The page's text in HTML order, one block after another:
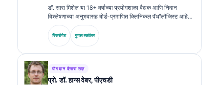
डॉ. सारा मिशेल या 18+ वर्षांच्या प्रयोगशाळा वैद्यक आणि निदान
विश्लेषणाच्या अनुभवासह बोर्ड-प्रमाणित क्लिनिकल पॅथॉलॉजिस्ट आहेत.
त्यांच्याकडे क्लिनिकल केमिस्ट्रीमध्ये विशेष प्रमाणपत्रे आहेत आणि
क्लिनिकल प्रॅक्टिसमध्ये बायोमार्कर पॅनेल्स व प्रयोगशाळा विश्लेषणावर
त्यांनी मोठ्या प्रमाणावर प्रकाशने केली आहेत.
रिसर्चगेट गुगल स्कॉलर
योगदान देणारा तज्ञ
प्रो. डॉ. हान्स वेबर, पीएचडी